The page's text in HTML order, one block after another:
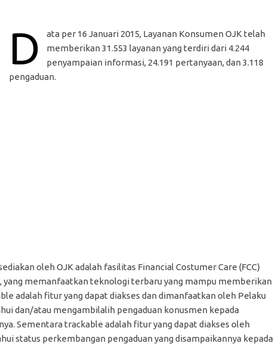
D
ata per 16 Januari 2015, Layanan Konsumen OJK telah
memberikan 31.553 layanan yang terdiri dari 4.244
penyampaian informasi, 24.191 pertanyaan, dan 3.118
pengaduan.
oleh OJK adalah fasilitas Financial Costumer Care (FCC)
yang memanfaatkan teknologi terbaru yang mampu memberikan
adalah fitur yang dapat diakses dan dimanfaatkan oleh Pelaku
dan/atau mengambilalih pengaduan konusmen kepada
Sementara trackable adalah fitur yang dapat diakses oleh
status perkembangan pengaduan yang disampaikannya kepada